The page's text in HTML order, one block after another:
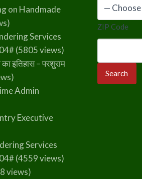
on Handmade
Services
(5805 views)
इतिहास – परशुराम
Admin
Executive
Services
(4559 views)
views)
ZIP Code